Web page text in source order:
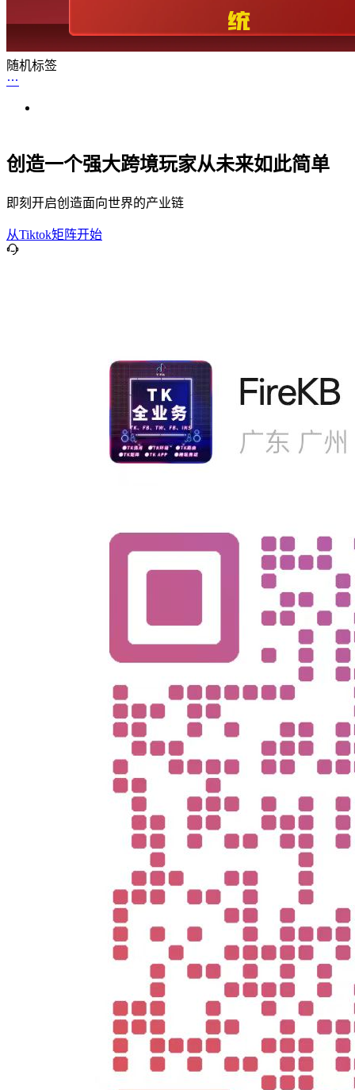
随机标签
创造一个强大跨境玩家从未来如此简单
即刻开启创造面向世界的产业链
从Tiktok矩阵开始